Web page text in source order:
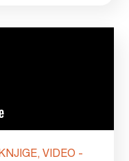
VIDEO -